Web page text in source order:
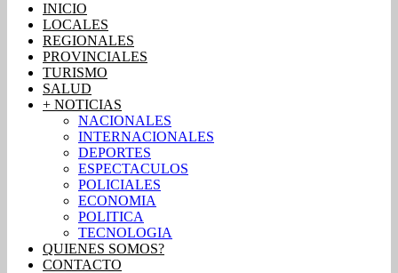
INICIO
LOCALES
REGIONALES
PROVINCIALES
TURISMO
SALUD
+ NOTICIAS
NACIONALES
INTERNACIONALES
DEPORTES
ESPECTACULOS
POLICIALES
ECONOMIA
POLITICA
TECNOLOGIA
QUIENES SOMOS?
CONTACTO